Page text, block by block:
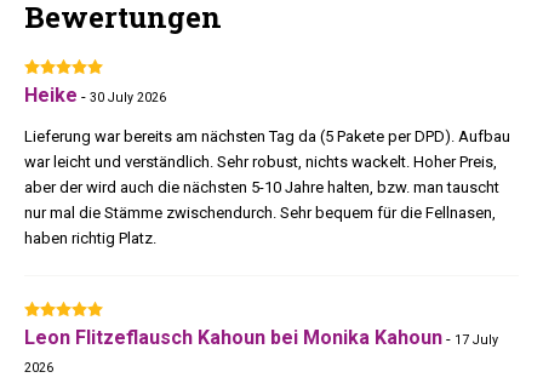
Natursisal für intensive Krallenpflege und maximale Stabilität.
Zwei XXL- Höhlen (76 x 30 cm):
große Katzen oder Mehrkatzenhaushalte.
Große Hängematte:
Inklusive robustem Spielseil:Für abwechslungsreichen
Spielspaß zwischen den Ruhepausen.
Sort für einen sicheren und stabilen
keine Kompromisse machen.
Bewertungen
Heike - 30 July 2026
Lieferung war bereits am nächsten Tag da (5 Pakete per DPD). Aufbau
war leicht und verständlich. Sehr robust, nichts wackelt. Hoher Preis,
aber der wird auch die nächsten 5-10 Jahre halten, bzw. man tauscht
nur mal die Stämme zwischendurch. Sehr bequem für die Fellnasen,
haben richtig Platz.
Leon Flitzeflausch Kahoun bei Monika Kahoun - 17 July
2026